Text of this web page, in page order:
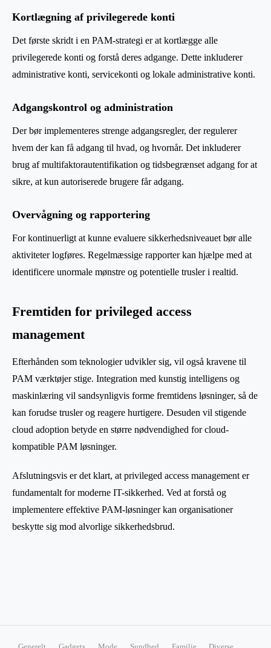
Kortlægning af privilegerede konti
Det første skridt i en PAM-strategi er at kortlægge alle
privilegerede konti og forstå deres adgange. Dette inkluderer
administrative konti, servicekonti og lokale administrative konti.
Adgangskontrol og administration
Der bør implementeres strenge adgangsregler, der regulerer
hvem der kan få adgang til hvad, og hvornår. Det inkluderer
brug af multifaktorautentifikation og tidsbegrænset adgang for at
sikre, at kun autoriserede brugere får adgang.
Overvågning og rapportering
For kontinuerligt at kunne evaluere sikkerhedsniveauet bør alle
aktiviteter logføres. Regelmæssige rapporter kan hjælpe med at
identificere unormale mønstre og potentielle trusler i realtid.
Fremtiden for privileged access
management
Efterhånden som teknologier udvikler sig, vil også kravene til
PAM værktøjer stige. Integration med kunstig intelligens og
maskinlæring vil sandsynligvis forme fremtidens løsninger, så de
kan forudse trusler og reagere hurtigere. Desuden vil stigende
cloud adoption betyde en større nødvendighed for cloud-
kompatible PAM løsninger.
Afslutningsvis er det klart, at privileged access management er
fundamentalt for moderne IT-sikkerhed. Ved at forstå og
implementere effektive PAM-løsninger kan organisationer
beskytte sig mod alvorlige sikkerhedsbrud.